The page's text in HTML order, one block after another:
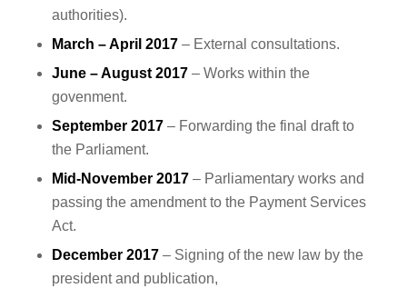
authorities).
March – April 2017– External consultations.
June – August 2017– Works within the
govenment.
September 2017– Forwarding the final draft to
the Parliament.
Mid-November 2017– Parliamentary works and
passing the amendment to the Payment Services
Act.
December 2017– Signing of the new law by the
president and publication,